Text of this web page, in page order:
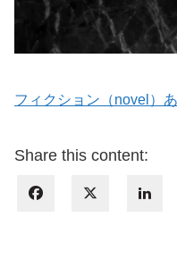
フィクション（novel）
Share this content: